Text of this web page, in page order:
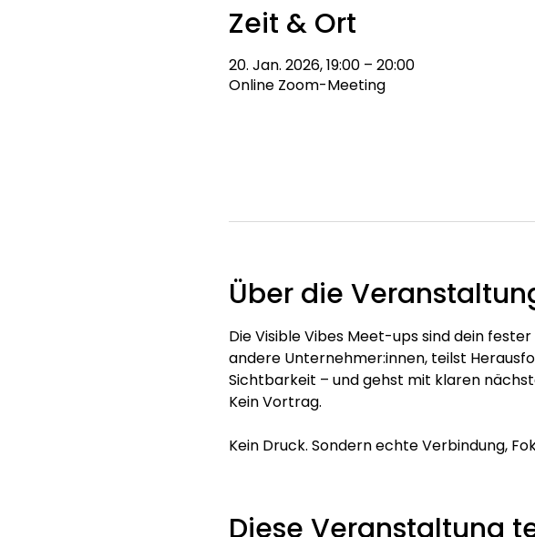
Zeit & Ort
20. Jan. 2026, 19:00 – 20:00
Online Zoom-Meeting
Über die
Die Visible Vibes Meet-ups sind dein
andere Unternehmer:innen, teilst
Sichtbarkeit – und gehst mit klaren
Kein Vortrag.
Kein Druck. Sondern echte Verbindung,
Diese Veranstaltung